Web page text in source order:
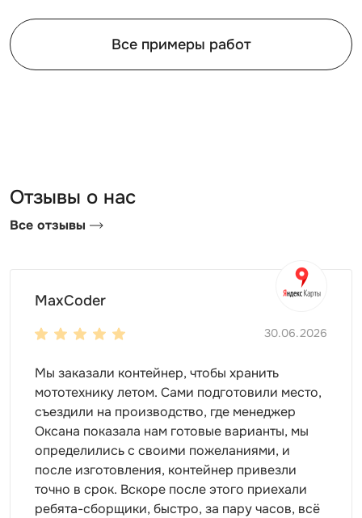
Все примеры работ
Отзывы о нас
Все отзывы
MaxCoder
30.06.2026
Мы заказали контейнер, чтобы хранить
мототехнику летом. Сами подготовили место,
съездили на производство, где менеджер
Оксана показала нам готовые варианты, мы
определились с своими пожеланиями, и
после изготовления, контейнер привезли
точно в срок. Вскоре после этого приехали
ребята-сборщики, быстро, за пару часов, всё